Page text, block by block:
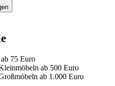
75 Euro
ab 500 Euro
ab 1.000 Euro